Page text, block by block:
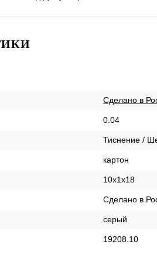
Сделано в
0.04
Тиснение /
картон
10x1x18
Сделано в
серый
19208.10